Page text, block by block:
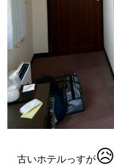
古いホテルっすが😥